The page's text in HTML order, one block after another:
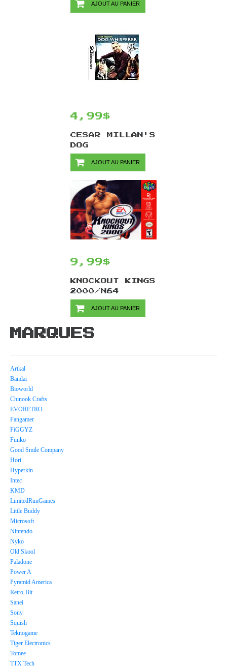
AJOUT AU PANIER
4,99$
CESAR MILLAN'S
DOG
WHISPERER/DS
AJOUT AU PANIER
9,99$
KNOCKOUT KINGS
2000/N64
AJOUT AU PANIER
MARQUES
Artkal
Bandai
Bioworld
Chinook Crafts
EVORETRO
Fangamer
FiGGYZ
Funko
Good Smile Company
Hori
Hyperkin
Intec
KMD
LimitedRunGames
Little Buddy
Microsoft
Nintendo
Nyko
Old Skool
Paladone
Power A
Pyramid America
Retro-Bit
Sanei
Sony
Squish
Teknogame
Tiger Electronics
Tomee
TTX Tech